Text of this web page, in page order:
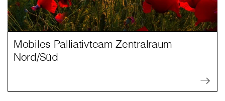
Mobiles Palliativteam Zentralraum
Nord/Süd